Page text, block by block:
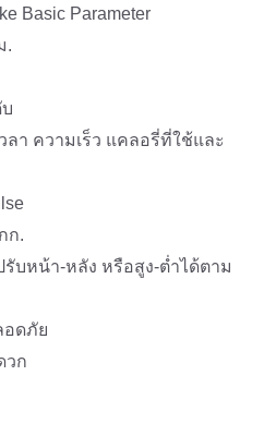
Basic Parameter
.
ลา ความเร็ว แคลอรี่ที่ใช้และ
ก.
รับหน้า-หลัง หรือสูง-ต่ำได้ตาม
อดภัย
วก